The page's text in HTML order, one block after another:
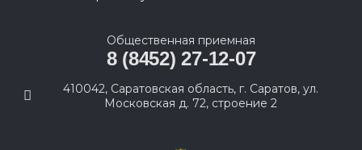
Общественная приемная
8 (8452) 27-12-07
410042, Саратовская область, г. Саратов, ул.
Московская д. 72, строение 2